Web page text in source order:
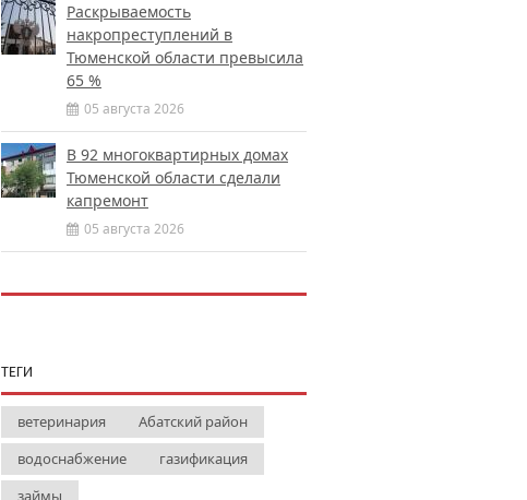
Раскрываемость
накропреступлений в
Тюменской области превысила
65 %
05 августа 2026
В 92 многоквартирных домах
Тюменской области сделали
капремонт
05 августа 2026
ТЕГИ
ветеринария
Абатский район
водоснабжение
газификация
займы